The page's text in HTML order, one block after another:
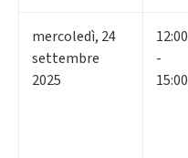
mercoledì, 24
settembre
2025
12:00
-
15:00